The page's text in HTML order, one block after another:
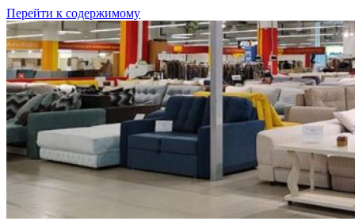
Перейти к содержимому